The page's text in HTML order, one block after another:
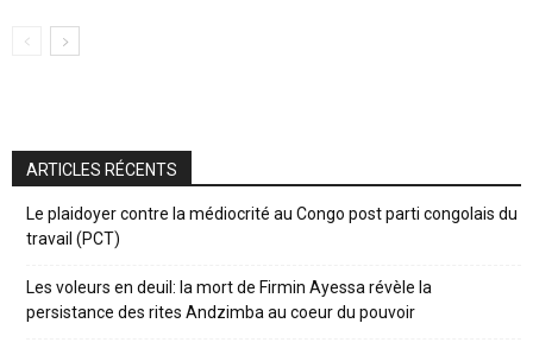
ARTICLES RÉCENTS
Le plaidoyer contre la médiocrité au Congo post parti congolais du
travail (PCT)
Les voleurs en deuil: la mort de Firmin Ayessa révèle la
persistance des rites Andzimba au coeur du pouvoir